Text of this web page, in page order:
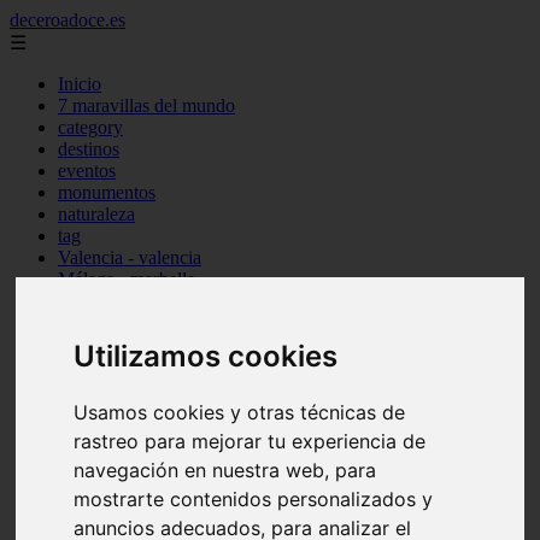
Utilizamos cookies
Usamos cookies y otras técnicas de
rastreo para mejorar tu experiencia de
navegación en nuestra web, para
mostrarte contenidos personalizados y
anuncios adecuados, para analizar el
deceroadoce.es
☰
Inicio
7 maravillas del mundo
category
destinos
eventos
monumentos
naturaleza
tag
Valencia - valencia
Málaga - marbella
Sevilla - bormujos
Santa-cruz-de-tenerife - santiago-del-teide
Murcia - murcia
Alicante - benidorm
Alicante - finestrat
Almería - mojácar
Alicante - orihuela
Huesca - jaca